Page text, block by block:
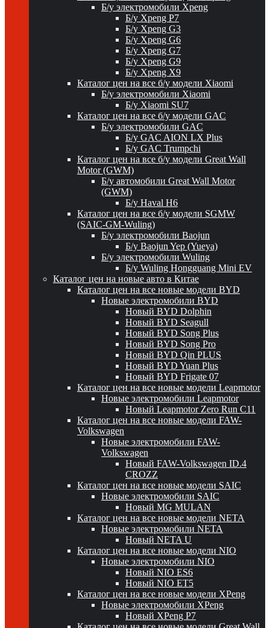
Б/у электромобили Xpeng
Б/у Xpeng P7
Б/у Xpeng G3
Б/у Xpeng G6
Б/у Xpeng G7
Б/у Xpeng G9
Б/у Xpeng X9
Каталог цен на все б/у модели Xiaomi
Б/у электромобили Xiaomi
Б/у Xiaomi SU7
Каталог цен на все б/у модели GAC
Б/у электромобили GAC
Б/у GAC AION LX Plus
Б/у GAC Trumpchi
Каталог цен на все б/у модели Great Wall
Motor (GWM)
Б/у автомобили Great Wall Motor
(GWM)
Б/у Haval H6
Каталог цен на все б/у модели SGMW
(SAIC-GM-Wuling)
Б/у электромобили Baojun
Б/у Baojun Yep (Yueya)
Б/у электромобили Wuling
Б/у Wuling Hongguang Mini EV
Каталог цен на новые авто в Китае
Каталог цен на все новые модели BYD
Новые электромобили BYD
Новый BYD Dolphin
Новый BYD Seagull
Новый BYD Song Plus
Новый BYD Song Pro
Новый BYD Qin PLUS
Новый BYD Yuan Plus
Новый BYD Frigate 07
Каталог цен на все новые модели Leapmotor
Новые электромобили Leapmotor
Новый Leapmotor Zero Run C11
Каталог цен на все новые модели FAW-
Volkswagen
Новые электромобили FAW-
Volkswagen
Новый FAW-Volkswagen ID.4
CROZZ
Каталог цен на все новые модели SAIC
Новые электромобили SAIC
Новый MG MULAN
Каталог цен на все новые модели NETA
Новые электромобили NETA
Новый NETA U
Каталог цен на все новые модели NIO
Новые электромобили NIO
Новый NIO ES6
Новый NIO ET5
Каталог цен на все новые модели XPeng
Новые электромобили XPeng
Новый XPeng P7